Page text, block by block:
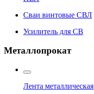
Сваи винтовые СВЛ
Усилитель для СВ
Металлопрокат
Лента металлическая